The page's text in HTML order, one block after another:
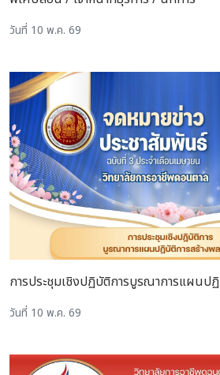
วันที่ 10 พ.ค. 69
การประชุมเชิงปฏิบัติการบูรณาการแผนป
วันที่ 10 พ.ค. 69